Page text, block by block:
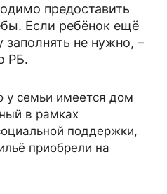
предоставить
Если ребёнок ещё
заполнять не нужно, –
РБ.
у семьи имеется дом
в рамках
поддержки,
приобрели на